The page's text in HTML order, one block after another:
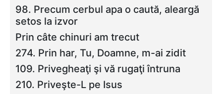
98. Precum cerbul apa o caută, aleargă
setos la izvor
Prin câte chinuri am trecut
274. Prin har, Tu, Doamne, m-ai zidit
109. Privegheaţi şi vă rugaţi întruna
210. Priveşte-L pe Isus